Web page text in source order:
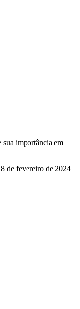
importância em
de fevereiro de 2024